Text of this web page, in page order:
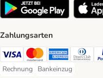
Zahlungsarten
Visa Payment Method
Mastercard Payment
AmericanDiners
Rechnung
Rechnung Payment Method
Bankeinzug
Bankeinzug Payment